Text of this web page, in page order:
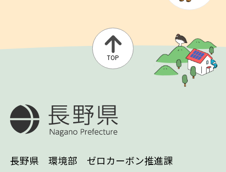
TOP
長野県 環境部 ゼロカーボン推進課